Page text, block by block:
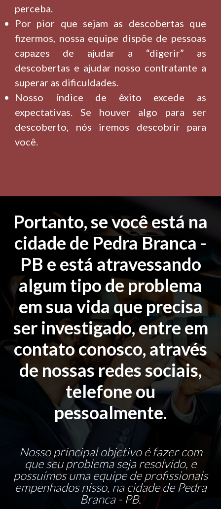
perceba.
Por pior que sejam as descobertas que
fizermos, nossa equipe dispõe de pessoas
capazes de ajudar a “digerir” as
descobertas e ajudar nosso contratante a
superar as dificuldades.
Nosso índice de êxito excede as
expectativas. Se houver algo para ser
descoberto, nós iremos descobrir para
você.
Portanto, se você está na
cidade de Pedra Branca -
PB e está atravessando
algum tipo de problema
em sua vida que precisa
ser investigado, entre em
contato conosco, através
de nossas redes sociais,
telefone ou
pessoalmente.
Nosso principal objetivo é fazer com
que seu problema seja resolvido, e
possuímos uma equipe de profissionais
empenhados nisso, na cidade de Pedra
Branca - PB.